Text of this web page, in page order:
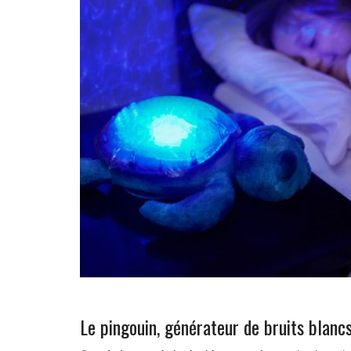
Le pingouin, générateur de bruits